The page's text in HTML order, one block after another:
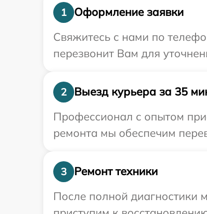
1
Оформление заявки
Свяжитесь с нами по
перезвонит Вам для
2
Выезд курьера за 35
Профессионал с опытом
ремонта мы обеспечим
3
Ремонт техники
После полной диагностики